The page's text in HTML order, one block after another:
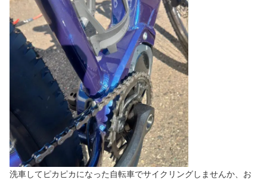
洗車してピカピカになった自転車でサイクリングしませんか、お